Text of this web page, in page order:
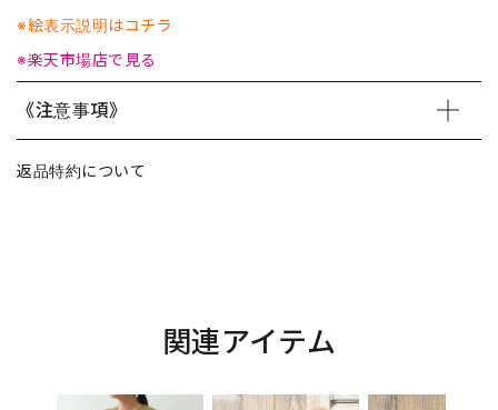
※絵表示説明はコチラ
※楽天市場店で見る
《注意事項》
返品特約について
関連アイテム